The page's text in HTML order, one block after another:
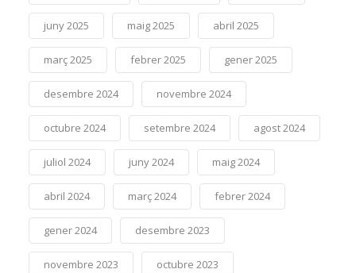
juny 2025 maig 2025 abril 2025
març 2025 febrer 2025 gener 2025
desembre 2024 novembre 2024
octubre 2024 setembre 2024 agost 2024
juliol 2024 juny 2024 maig 2024
abril 2024 març 2024 febrer 2024
gener 2024 desembre 2023
novembre 2023 octubre 2023